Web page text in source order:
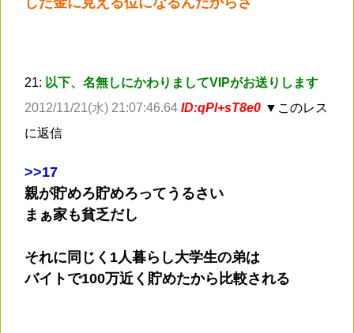
21: 以下、名無しにかわりましてVIPがお送りします
2012/11/21(水) 21:07:46.64 ID:qPl+sT8e0 ▼このレス
に返信
>>17
親が貯めろ貯めろってうるさい
まぁ家も貧乏だし
それに同じく1人暮らし大学生の弟は
バイトで100万近く貯めたから比較される